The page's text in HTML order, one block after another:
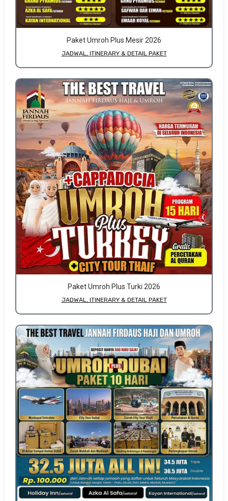
Paket Umroh Plus Mesir 2026
JADWAL, ITINERARY & DETAIL PAKET
Paket Umroh Plus Turki 2026
JADWAL, ITINERARY & DETAIL PAKET